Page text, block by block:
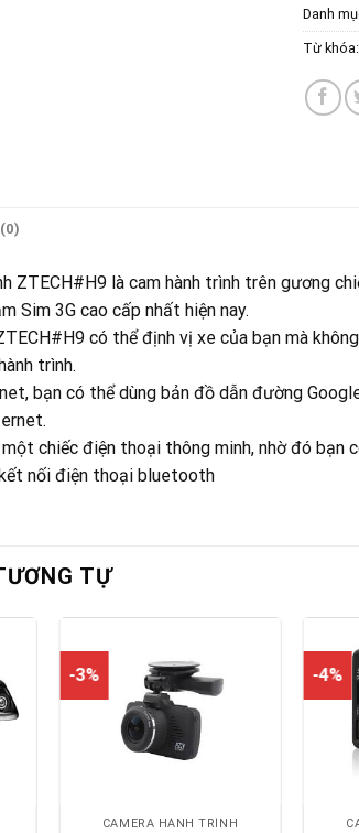
Danh
Từ
ZTECH#H9 là cam hành trình trên gương
Sim 3G cao cấp nhất hiện nay.
có thể định vị xe của bạn mà
trình.
bạn có thể dùng bản đồ dẫn đường
một chiếc điện thoại thông minh, nhờ đó bạn
nối điện thoại bluetooth
TỰ
-3%
CAMERA HÀNH TRÌNH
-4%